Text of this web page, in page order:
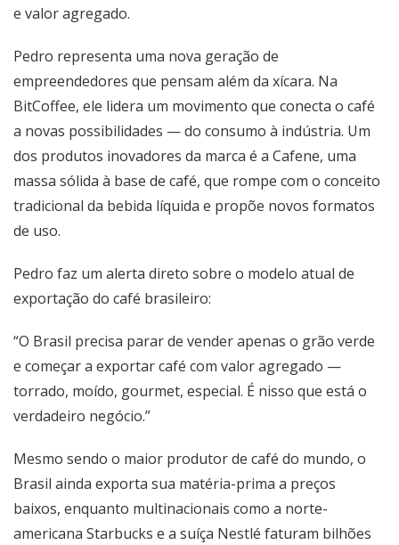
e valor agregado.
Pedro representa uma nova geração de
empreendedores que pensam além da xícara. Na
BitCoffee, ele lidera um movimento que conecta o café
a novas possibilidades — do consumo à indústria. Um
dos produtos inovadores da marca é a Cafene, uma
massa sólida à base de café, que rompe com o conceito
tradicional da bebida líquida e propõe novos formatos
de uso.
Pedro faz um alerta direto sobre o modelo atual de
exportação do café brasileiro:
“O Brasil precisa parar de vender apenas o grão verde
e começar a exportar café com valor agregado —
torrado, moído, gourmet, especial. É nisso que está o
verdadeiro negócio.”
Mesmo sendo o maior produtor de café do mundo, o
Brasil ainda exporta sua matéria-prima a preços
baixos, enquanto multinacionais como a norte-
americana Starbucks e a suíça Nestlé faturam bilhões